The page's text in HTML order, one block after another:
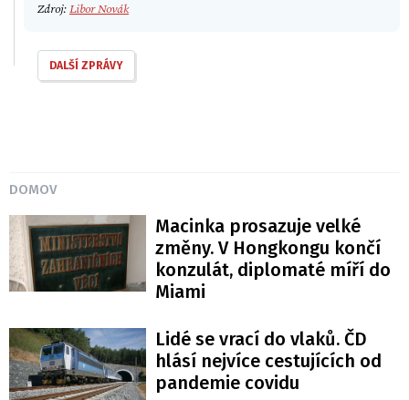
Zdroj:Libor Novák
DALŠÍ ZPRÁVY
DOMOV
Macinka prosazuje velké
změny. V Hongkongu končí
konzulát, diplomaté míří do
Miami
Lidé se vrací do vlaků. ČD
hlásí nejvíce cestujících od
pandemie covidu